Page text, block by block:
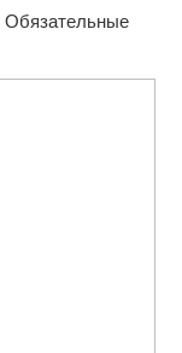
Обязательные